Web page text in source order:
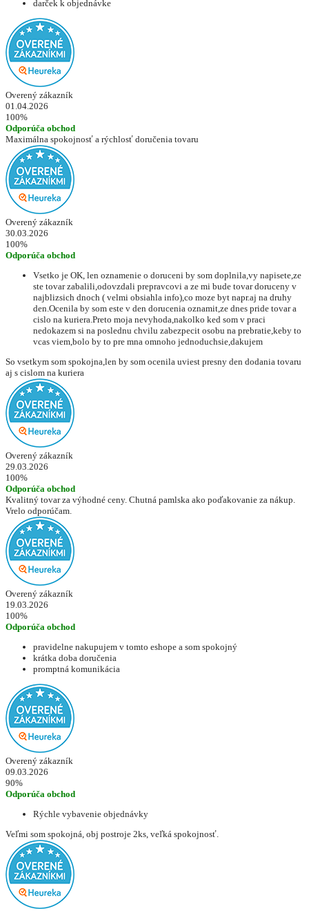
darček k objednávke
Overený zákazník
01.04.2026
100%
Odporúča obchod
Maximálna spokojnosť a rýchlosť doručenia tovaru
Overený zákazník
30.03.2026
100%
Odporúča obchod
Vsetko je OK, len oznamenie o doruceni by som doplnila,vy napisete,ze
ste tovar zabalili,odovzdali prepravcovi a ze mi bude tovar doruceny v
najblizsich dnoch ( velmi obsiahla info),co moze byt napr.aj na druhy
den.Ocenila by som este v den dorucenia oznamit,ze dnes pride tovar a
cislo na kuriera.Preto moja nevyhoda,nakolko ked som v praci
nedokazem si na poslednu chvilu zabezpecit osobu na prebratie,keby to
vcas viem,bolo by to pre mna omnoho jednoduchsie,dakujem
So vsetkym som spokojna,len by som ocenila uviest presny den dodania tovaru
aj s cislom na kuriera
Overený zákazník
29.03.2026
100%
Odporúča obchod
Kvalitný tovar za výhodné ceny. Chutná pamlska ako poďakovanie za nákup.
Vrelo odporúčam.
Overený zákazník
19.03.2026
100%
Odporúča obchod
pravidelne nakupujem v tomto eshope a som spokojný
krátka doba doručenia
promptná komunikácia
Overený zákazník
09.03.2026
90%
Odporúča obchod
Rýchle vybavenie objednávky
Veľmi som spokojná, obj postroje 2ks, veľká spokojnosť.